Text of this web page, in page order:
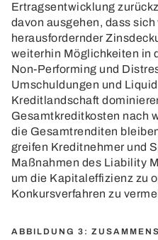
Ertragsentwicklung
davon ausgehen, dass
herausfordernder
weiterhin Möglichkeiten in
Non-Performing und
Umschuldungen und
Kreditlandschaft
Gesamtkreditkosten nach
die Gesamtrenditen
greifen Kreditnehmer und
Maßnahmen des Liability
um die Kapitaleffizienz zu
Konkursverfahren zu
ABBILDUNG 3: